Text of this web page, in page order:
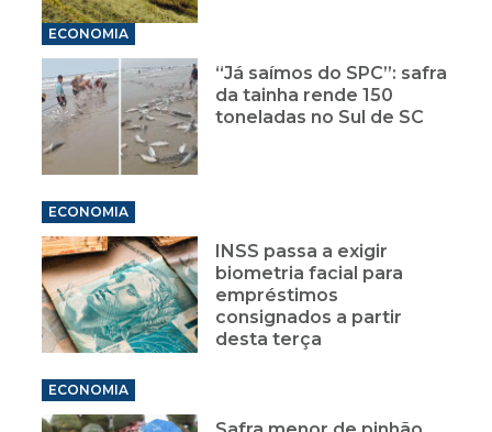
ECONOMIA
“Já saímos do SPC”: safra
da tainha rende 150
toneladas no Sul de SC
ECONOMIA
INSS passa a exigir
biometria facial para
empréstimos
consignados a partir
desta terça
ECONOMIA